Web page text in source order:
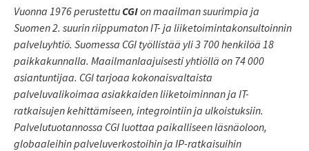
Vuonna 1976 perustettu CGIon maailman suurimpia ja
Suomen 2. suurin riippumaton IT- ja liiketoimintakonsultoinnin
palveluyhtiö. Suomessa CGI työllistää yli 3 700 henkilöä 18
paikkakunnalla. Maailmanlaajuisesti yhtiöllä on 74 000
asiantuntijaa. CGI tarjoaa kokonaisvaltaista
palveluvalikoimaa asiakkaiden liiketoiminnan ja IT-
ratkaisujen kehittämiseen, integrointiin ja ulkoistuksiin.
Palvelutuotannossa CGI luottaa paikalliseen läsnäoloon,
globaaleihin palveluverkostoihin ja IP-ratkaisuihin